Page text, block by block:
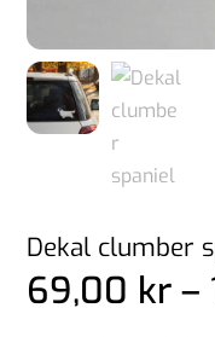
Dekal clumber
69,00 kr –